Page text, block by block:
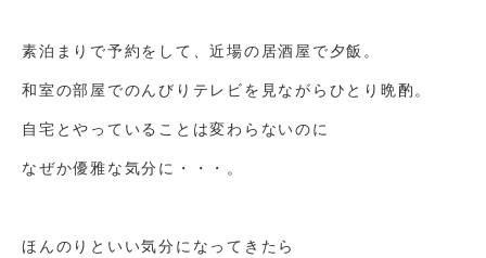
素泊まりで予約をして、近場の居酒屋で夕飯。
和室の部屋でのんびりテレビを見ながらひとり晩酌。
自宅とやっていることは変わらないのに
なぜか優雅な気分に・・・。
ほんのりといい気分になってきたら